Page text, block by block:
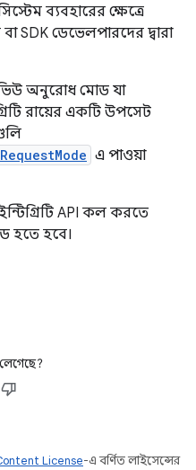
ব্যবহারের ক্ষেত্রে
SDK ডেভেলপারদের দ্বারা
অনুরোধ মোড যা
রায়ের একটি উপসেট
এ পাওয়া
API কল করতে
হতে হবে।
License-এ বর্ণিত লাইসেন্সের